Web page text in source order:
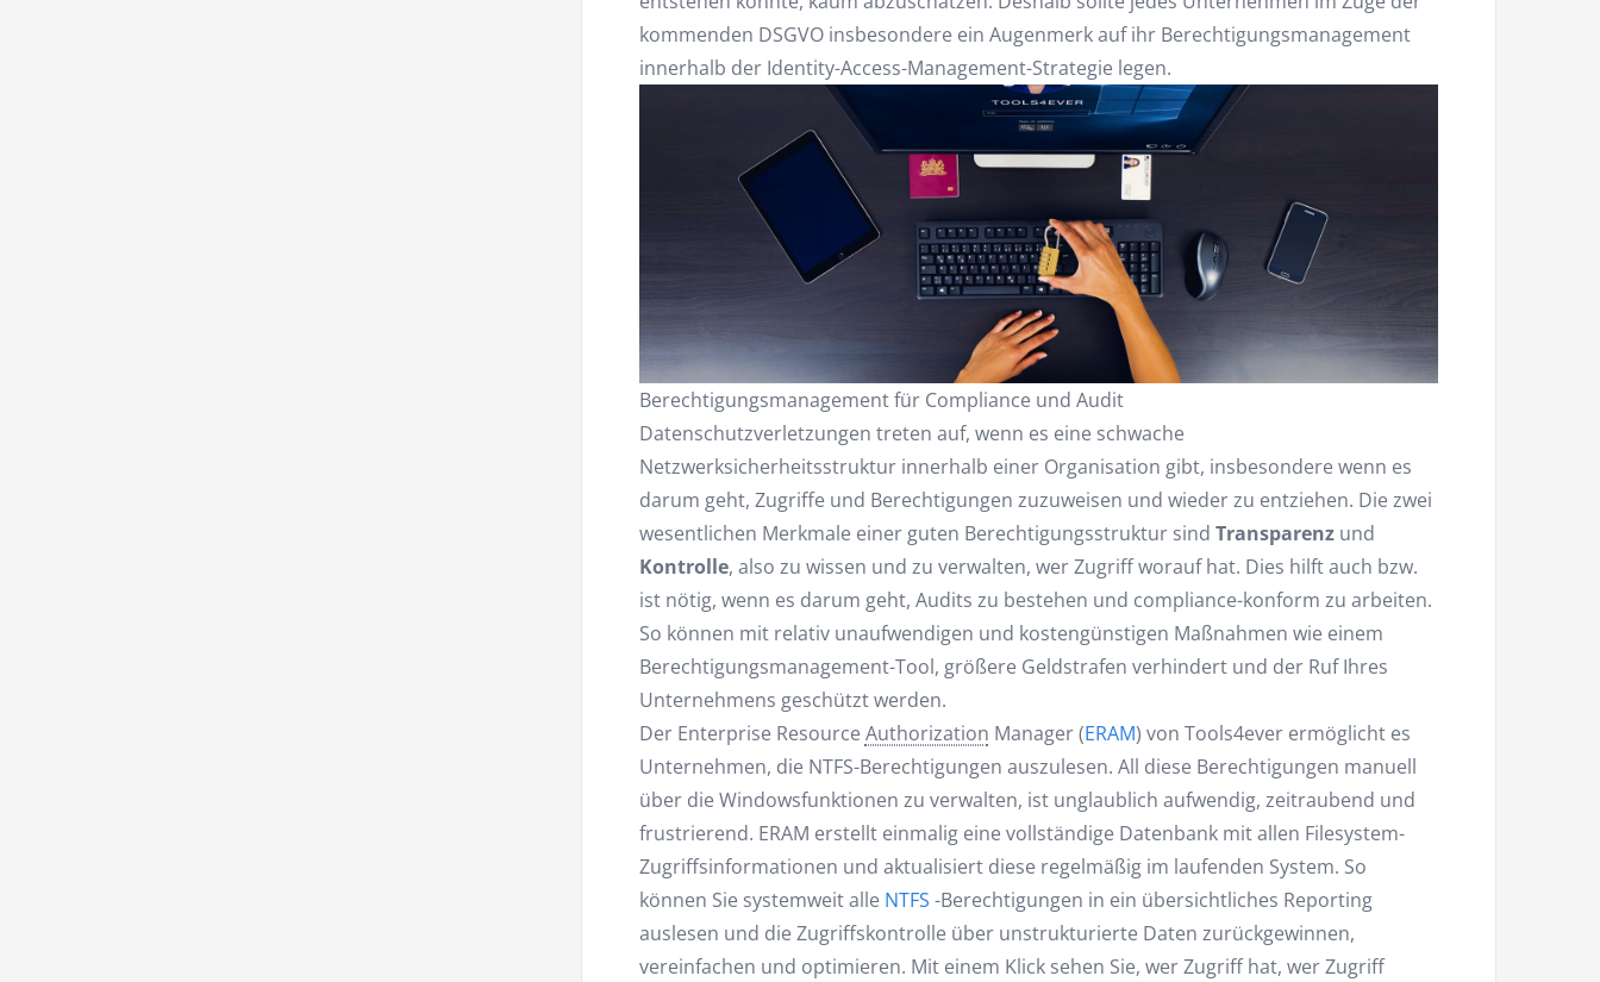
kommenden DSGVO insbesondere ein Augenmerk auf ihr Berechtigungsmanagement
innerhalb der Identity-Access-Management-Strategie legen.
Berechtigungsmanagement für Compliance und Audit
Datenschutzverletzungen treten auf, wenn es eine schwache
Netzwerksicherheitsstruktur innerhalb einer Organisation gibt, insbesondere wenn es
darum geht, Zugriffe und Berechtigungen zuzuweisen und wieder zu entziehen. Die zwei
wesentlichen Merkmale einer guten Berechtigungsstruktur sind Transparenzund
Kontrolle, also zu wissen und zu verwalten, wer Zugriff worauf hat. Dies hilft auch bzw.
ist nötig, wenn es darum geht, Audits zu bestehen und compliance-konform zu arbeiten.
So können mit relativ unaufwendigen und kostengünstigen Maßnahmen wie einem
Berechtigungsmanagement-Tool, größere Geldstrafen verhindert und der Ruf Ihres
Unternehmens geschützt werden.
Der Enterprise Resource Authorization Manager (ERAM) von Tools4ever ermöglicht es
Unternehmen, die NTFS-Berechtigungen auszulesen. All diese Berechtigungen manuell
über die Windowsfunktionen zu verwalten, ist unglaublich aufwendig, zeitraubend und
frustrierend. ERAM erstellt einmalig eine vollständige Datenbank mit allen Filesystem-
Zugriffsinformationen und aktualisiert diese regelmäßig im laufenden System. So
können Sie systemweit alle NTFS -Berechtigungen in ein übersichtliches Reporting
auslesen und die Zugriffskontrolle über unstrukturierte Daten zurückgewinnen,
vereinfachen und optimieren. Mit einem Klick sehen Sie, wer Zugriff hat, wer Zugriff